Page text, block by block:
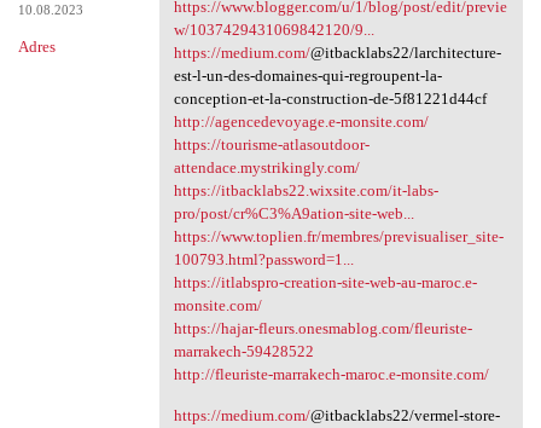
10.08.2023
Adres
https://www.blogger.com/u/1/blog/post/edit/previe
w/1037429431069842120/9...
https://medium.com/@itbacklabs22/larchitecture-
est-l-un-des-domaines-qui-regroupent-la-
conception-et-la-construction-de-5f81221d44cf
http://agencedevoyage.e-monsite.com/
https://tourisme-atlasoutdoor-
attendace.mystrikingly.com/
https://itbacklabs22.wixsite.com/it-labs-
pro/post/cr%C3%A9ation-site-web...
https://www.toplien.fr/membres/previsualiser_site-
100793.html?password=1...
https://itlabspro-creation-site-web-au-maroc.e-
monsite.com/
https://hajar-fleurs.onesmablog.com/fleuriste-
marrakech-59428522
http://fleuriste-marrakech-maroc.e-monsite.com/
https://medium.com/@itbacklabs22/vermel-store-